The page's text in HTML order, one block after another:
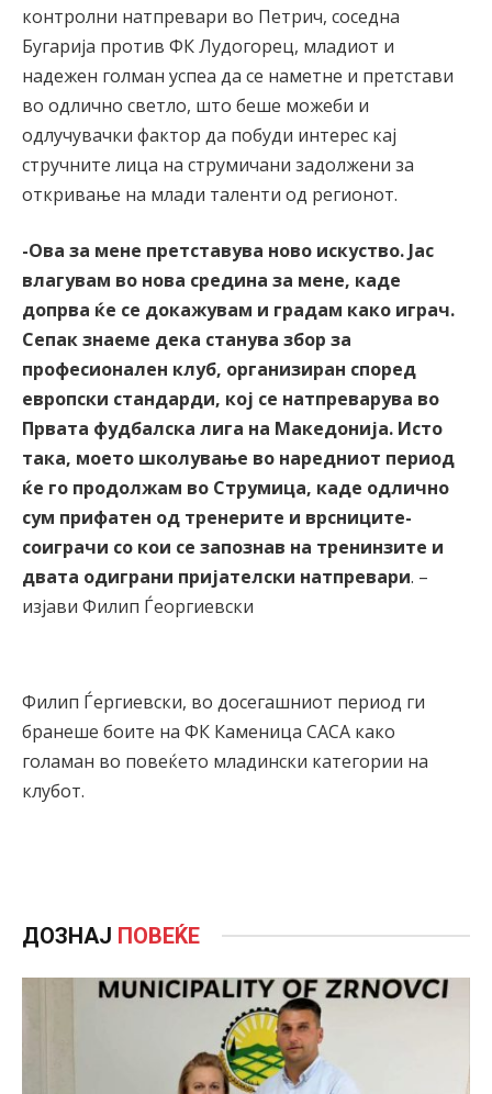
контролни натпревари во Петрич, соседна
Бугарија против ФК Лудогорец, младиот и
надежен голман успеа да се наметне и претстави
во одлично светло, што беше можеби и
одлучувачки фактор да побуди интерес кај
стручните лица на струмичани задолжени за
откривање на млади таленти од регионот.
-Ова за мене претставува ново искуство. Јас
влагувам во нова средина за мене, каде
допрва ќе се докажувам и градам како играч.
Сепак знаеме дека станува збор за
професионален клуб, организиран според
европски стандарди, кој се натпреварува во
Првата фудбалска лига на Македонија. Исто
така, моето школување во наредниот период
ќе го продолжам во Струмица, каде одлично
сум прифатен од тренерите и врсниците-
соиграчи со кои се запознав на тренинзите и
двата одиграни пријателски натпревари. –
изјави Филип Ѓеоргиевски
Филип Ѓергиевски, во досегашниот период ги
бранеше боите на ФК Каменица САСА како
голаман во повеќето младински категории на
клубот.
ДОЗНАЈ ПОВЕЌЕ